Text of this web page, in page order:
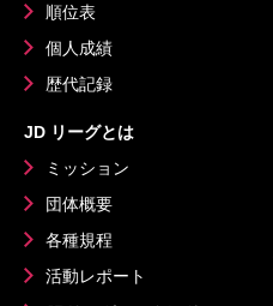
順位表
個人成績
歴代記録
JD リーグとは
ミッション
団体概要
各種規程
活動レポート